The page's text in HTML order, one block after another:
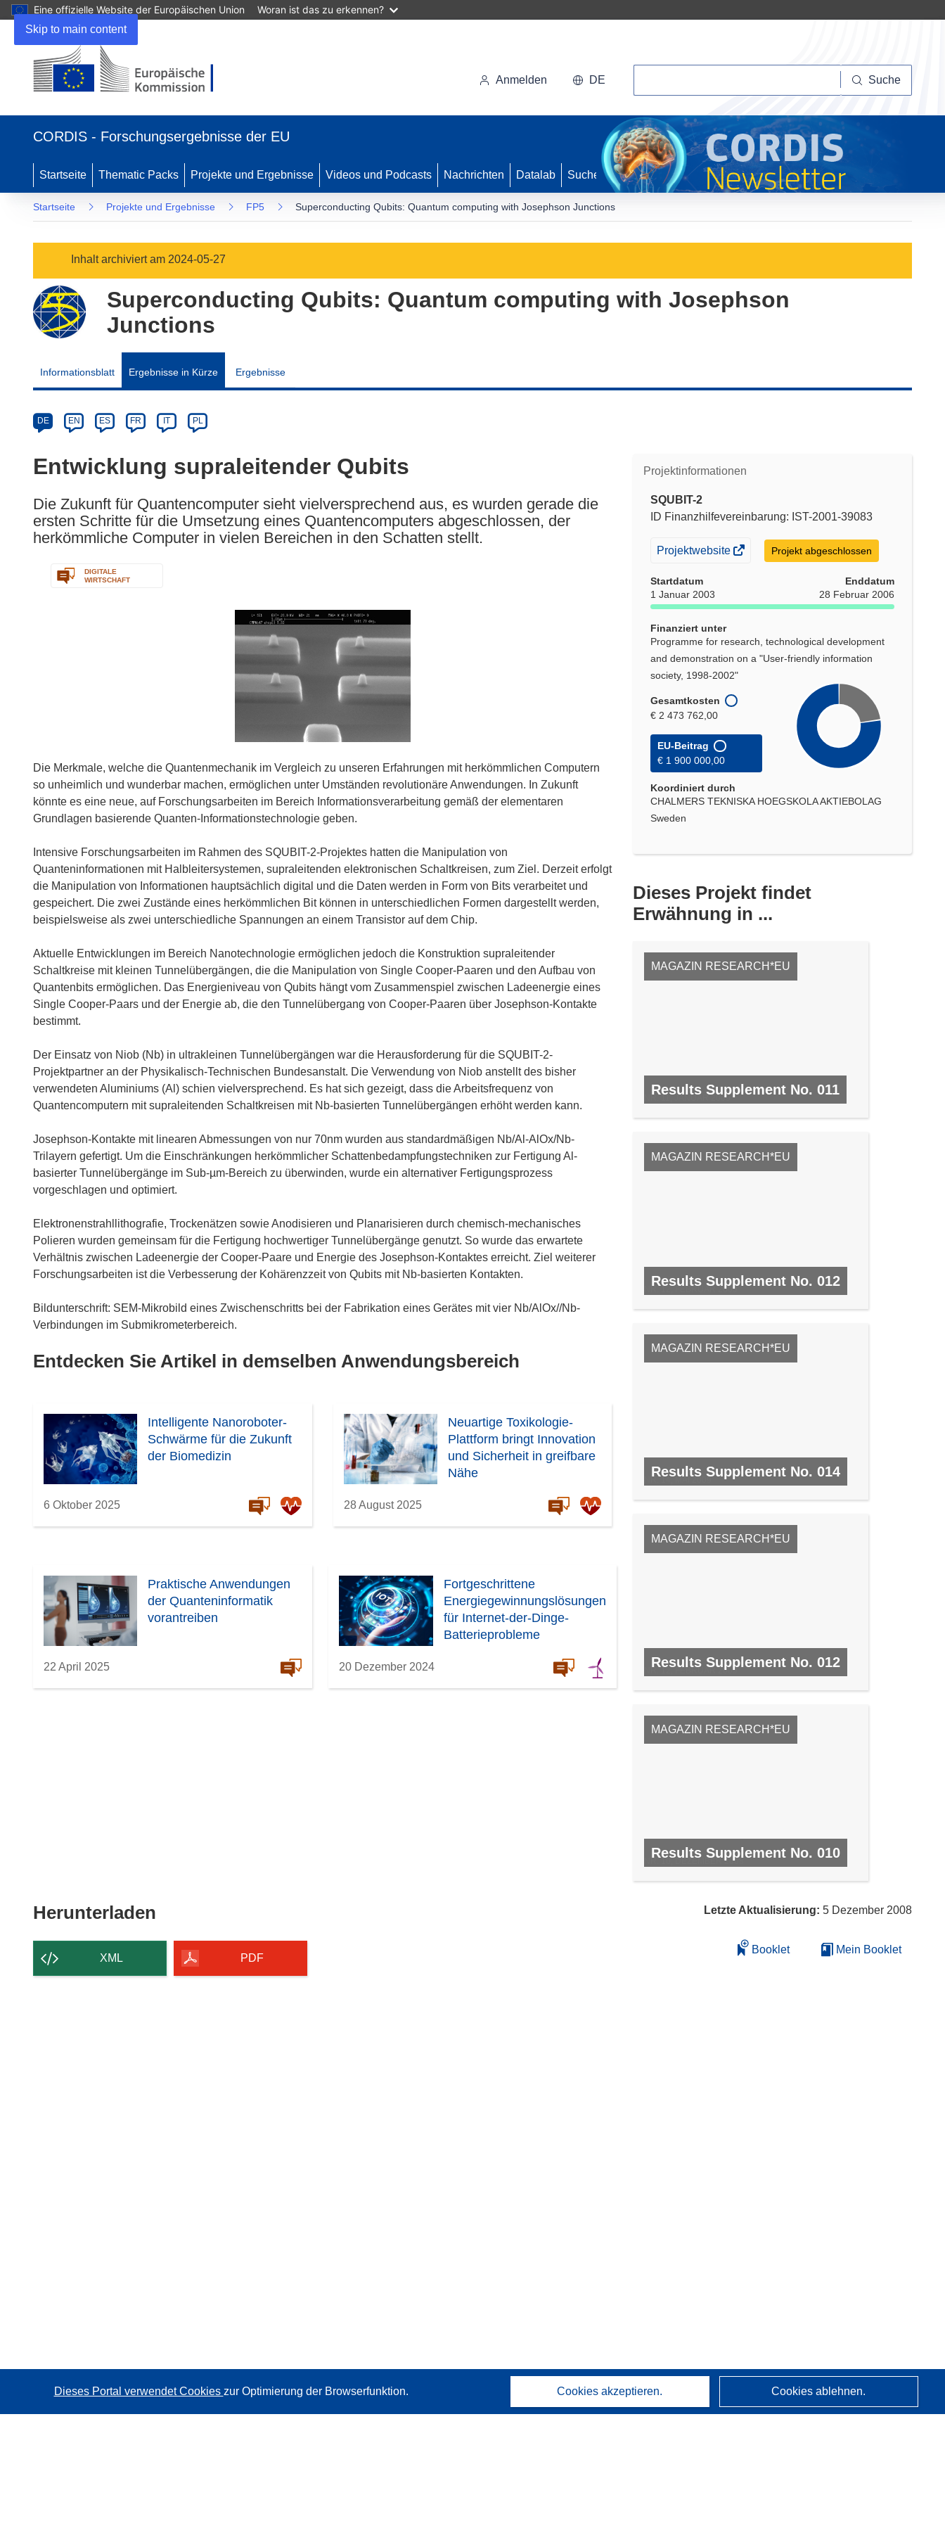
Skip to main content
Eine offizielle Website der Europäischen Union Woran ist das zu erkennen?
neuem
Anmelden DE Suche
CORDIS - Forschungsergebnisse der EU
Startseite Thematic Packs Projekte und Ergebnisse Videos und Podcasts Nachrichten Datalab Suche
Startseite Projekte und Ergebnisse FP5 Superconducting Qubits: Quantum computing with Josephson Junctions
Inhalt archiviert am 2024-05-27
Superconducting Qubits: Quantum computing with Josephson
Junctions
Informationsblatt Ergebnisse in Kürze Ergebnisse
Category
Article
available
the
languages:
DE EN ES FR IT PL
Entwicklung supraleitender Qubits
Die Zukunft für Quantencomputer sieht vielversprechend aus, es wurden gerade die
ersten Schritte für die Umsetzung eines Quantencomputers abgeschlossen, der
herkömmliche Computer in vielen Bereichen in den Schatten stellt.
DIGITALE
WIRTSCHAFT
Die Merkmale, welche die Quantenmechanik im Vergleich zu unseren Erfahrungen mit herkömmlichen Computern
so unheimlich und wunderbar machen, ermöglichen unter Umständen revolutionäre Anwendungen. In Zukunft
könnte es eine neue, auf Forschungsarbeiten im Bereich Informationsverarbeitung gemäß der elementaren
Grundlagen basierende Quanten-Informationstechnologie geben.
Intensive Forschungsarbeiten im Rahmen des SQUBIT-2-Projektes hatten die Manipulation von
Quanteninformationen mit Halbleitersystemen, supraleitenden elektronischen Schaltkreisen, zum Ziel. Derzeit erfolgt
die Manipulation von Informationen hauptsächlich digital und die Daten werden in Form von Bits verarbeitet und
gespeichert. Die zwei Zustände eines herkömmlichen Bit können in unterschiedlichen Formen dargestellt werden,
beispielsweise als zwei unterschiedliche Spannungen an einem Transistor auf dem Chip.
Aktuelle Entwicklungen im Bereich Nanotechnologie ermöglichen jedoch die Konstruktion supraleitender
Schaltkreise mit kleinen Tunnelübergängen, die die Manipulation von Single Cooper-Paaren und den Aufbau von
Quantenbits ermöglichen. Das Energieniveau von Qubits hängt vom Zusammenspiel zwischen Ladeenergie eines
Single Cooper-Paars und der Energie ab, die den Tunnelübergang von Cooper-Paaren über Josephson-Kontakte
bestimmt.
Der Einsatz von Niob (Nb) in ultrakleinen Tunnelübergängen war die Herausforderung für die SQUBIT-2-
Projektpartner an der Physikalisch-Technischen Bundesanstalt. Die Verwendung von Niob anstellt des bisher
verwendeten Aluminiums (Al) schien vielversprechend. Es hat sich gezeigt, dass die Arbeitsfrequenz von
Quantencomputern mit supraleitenden Schaltkreisen mit Nb-basierten Tunnelübergängen erhöht werden kann.
Josephson-Kontakte mit linearen Abmessungen von nur 70nm wurden aus standardmäßigen Nb/Al-AlOx/Nb-
Trilayern gefertigt. Um die Einschränkungen herkömmlicher Schattenbedampfungstechniken zur Fertigung Al-
basierter Tunnelübergänge im Sub-µm-Bereich zu überwinden, wurde ein alternativer Fertigungsprozess
vorgeschlagen und optimiert.
Elektronenstrahllithografie, Trockenätzen sowie Anodisieren und Planarisieren durch chemisch-mechanisches
Polieren wurden gemeinsam für die Fertigung hochwertiger Tunnelübergänge genutzt. So wurde das erwartete
Verhältnis zwischen Ladeenergie der Cooper-Paare und Energie des Josephson-Kontaktes erreicht. Ziel weiterer
Forschungsarbeiten ist die Verbesserung der Kohärenzzeit von Qubits mit Nb-basierten Kontakten.
Bildunterschrift: SEM-Mikrobild eines Zwischenschritts bei der Fabrikation eines Gerätes mit vier Nb/AlOx//Nb-
Verbindungen im Submikrometerbereich.
Entdecken Sie Artikel in demselben Anwendungsbereich
Intelligente Nanoroboter-
Schwärme für die Zukunft
der Biomedizin
6 Oktober 2025
Neuartige Toxikologie-
Plattform bringt Innovation
und Sicherheit in greifbare
Nähe
28 August 2025
Praktische Anwendungen
der Quanteninformatik
vorantreiben
22 April 2025
Fortgeschrittene
Energiegewinnungslösungen
für Internet-der-Dinge-
Batterieprobleme
20 Dezember 2024
Projektinformationen
SQUBIT-2
ID Finanzhilfevereinbarung: IST-2001-39083
(öffnet
neuem
Fenster)
Projektwebsite Projekt abgeschlossen
Startdatum
1 Januar 2003
Enddatum
28 Februar 2006
Finanziert unter
Programme for research, technological development
and demonstration on a "User-friendly information
society, 1998-2002"
Gesamtkosten
€ 2 473 762,00
EU-Beitrag
€ 1 900 000,00
Koordiniert durch
CHALMERS TEKNISKA HOEGSKOLA AKTIEBOLAG
Sweden
Dieses Projekt findet
Erwähnung in ...
MAGAZIN RESEARCH*EU
Results Supplement No. 011
NR. 11, JANUAR 2009
MAGAZIN RESEARCH*EU
Results Supplement No. 012
NR. 12, FEBRUAR 2009
MAGAZIN RESEARCH*EU
Results Supplement No. 014
MAGAZIN RESEARCH*EU
Results Supplement No. 012
NR. 12, FEBRUAR 2009
MAGAZIN RESEARCH*EU
Results Supplement No. 010
NR. 10, DEZEMBER 2008
Herunterladen
Seite
XML PDF
Letzte Aktualisierung: 5 Dezember 2008
Booklet Mein Booklet
Dieses Portal verwendet Cookies zur Optimierung der Browserfunktion. Cookies akzeptieren. Cookies ablehnen.